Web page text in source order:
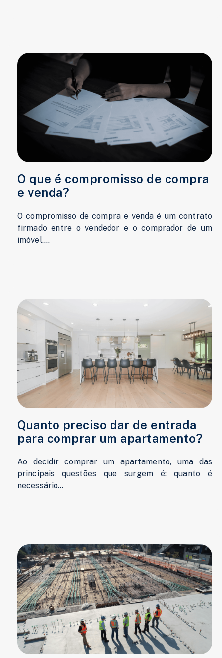
O que é compromisso de compra
e venda?
O compromisso de compra e venda é um contrato
firmado entre o vendedor e o comprador de um
imóvel....
Quanto preciso dar de entrada
para comprar um apartamento?
Ao decidir comprar um apartamento, uma das
principais questões que surgem é: quanto é
necessário...